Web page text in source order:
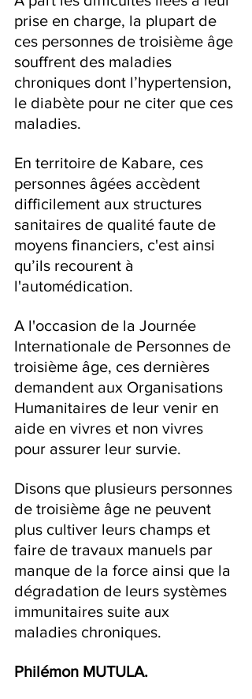
prise en charge, la plupart de
ces personnes de troisième âge
souffrent des maladies
chroniques dont l’hypertension,
le diabète pour ne citer que ces
maladies.
En territoire de Kabare, ces
personnes âgées accèdent
difficilement aux structures
sanitaires de qualité faute de
moyens financiers, c'est ainsi
qu’ils recourent à
l'automédication.
A l'occasion de la Journée
Internationale de Personnes de
troisième âge, ces dernières
demandent aux Organisations
Humanitaires de leur venir en
aide en vivres et non vivres
pour assurer leur survie.
Disons que plusieurs personnes
de troisième âge ne peuvent
plus cultiver leurs champs et
faire de travaux manuels par
manque de la force ainsi que la
dégradation de leurs systèmes
immunitaires suite aux
maladies chroniques.
Philémon MUTULA.